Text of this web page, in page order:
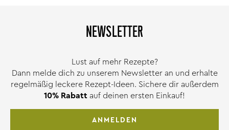
NEWSLETTER
Lust auf mehr Rezepte?
Dann melde dich zu unserem Newsletter an und erhalte
regelmäßig leckere Rezept-Ideen. Sichere dir außerdem
10% Rabatt auf deinen ersten Einkauf!
ANMELDEN